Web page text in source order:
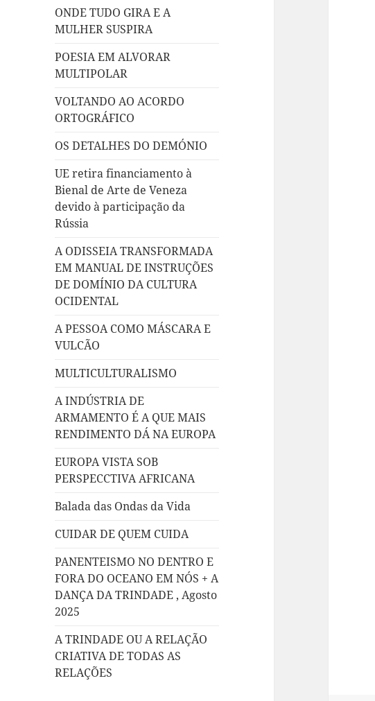
ONDE TUDO GIRA E A
MULHER SUSPIRA
POESIA EM ALVORAR
MULTIPOLAR
VOLTANDO AO ACORDO
ORTOGRÁFICO
OS DETALHES DO DEMÓNIO
UE retira financiamento à
Bienal de Arte de Veneza
devido à participação da
Rússia
A ODISSEIA TRANSFORMADA
EM MANUAL DE INSTRUÇÕES
DE DOMÍNIO DA CULTURA
OCIDENTAL
A PESSOA COMO MÁSCARA E
VULCÃO
MULTICULTURALISMO
A INDÚSTRIA DE
ARMAMENTO É A QUE MAIS
RENDIMENTO DÁ NA EUROPA
EUROPA VISTA SOB
PERSPECCTIVA AFRICANA
Balada das Ondas da Vida
CUIDAR DE QUEM CUIDA
PANENTEISMO NO DENTRO E
FORA DO OCEANO EM NÓS + A
DANÇA DA TRINDADE , Agosto
2025
A TRINDADE OU A RELAÇÃO
CRIATIVA DE TODAS AS
RELAÇÕES